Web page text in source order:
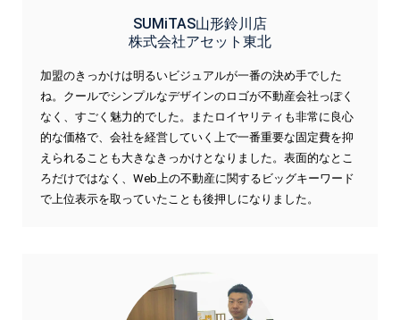
SUMiTAS山形鈴川店
株式会社アセット東北
加盟のきっかけは明るいビジュアルが一番の決め手でした
ね。クールでシンプルなデザインのロゴが不動産会社っぽく
なく、すごく魅力的でした。またロイヤリティも非常に良心
的な価格で、会社を経営していく上で一番重要な固定費を抑
えられることも大きなきっかけとなりました。表面的なとこ
ろだけではなく、Web上の不動産に関するビッグキーワード
で上位表示を取っていたことも後押しになりました。